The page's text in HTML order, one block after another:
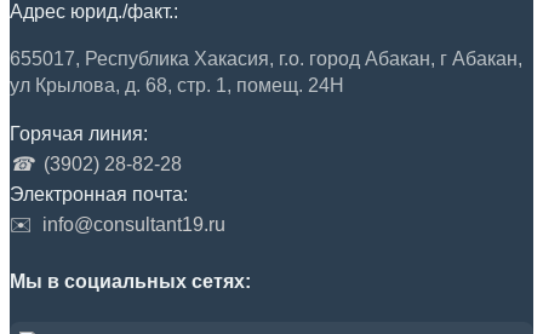
Адрес юрид./факт.:
655017, Республика Хакасия, г.о. город Абакан, г Абакан,
ул Крылова, д. 68, стр. 1, помещ. 24Н
Горячая линия:
☎ (3902) 28-82-28
Электронная почта:
✉️
info@consultant19.ru
Мы в социальных сетях: